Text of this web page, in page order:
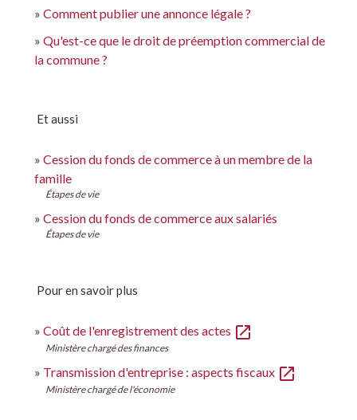
Comment publier une annonce légale ?
Qu'est-ce que le droit de préemption commercial de
la commune ?
Et aussi
Cession du fonds de commerce à un membre de la
famille
Étapes de vie
Cession du fonds de commerce aux salariés
Étapes de vie
Pour en savoir plus
Coût de l'enregistrement des actes open_in_new
Ministère chargé des finances
Transmission d'entreprise : aspects fiscaux open_in_new
Ministère chargé de l'économie